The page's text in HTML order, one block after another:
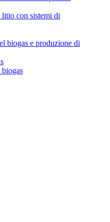
con sistemi di
biogas e produzione di
biogas